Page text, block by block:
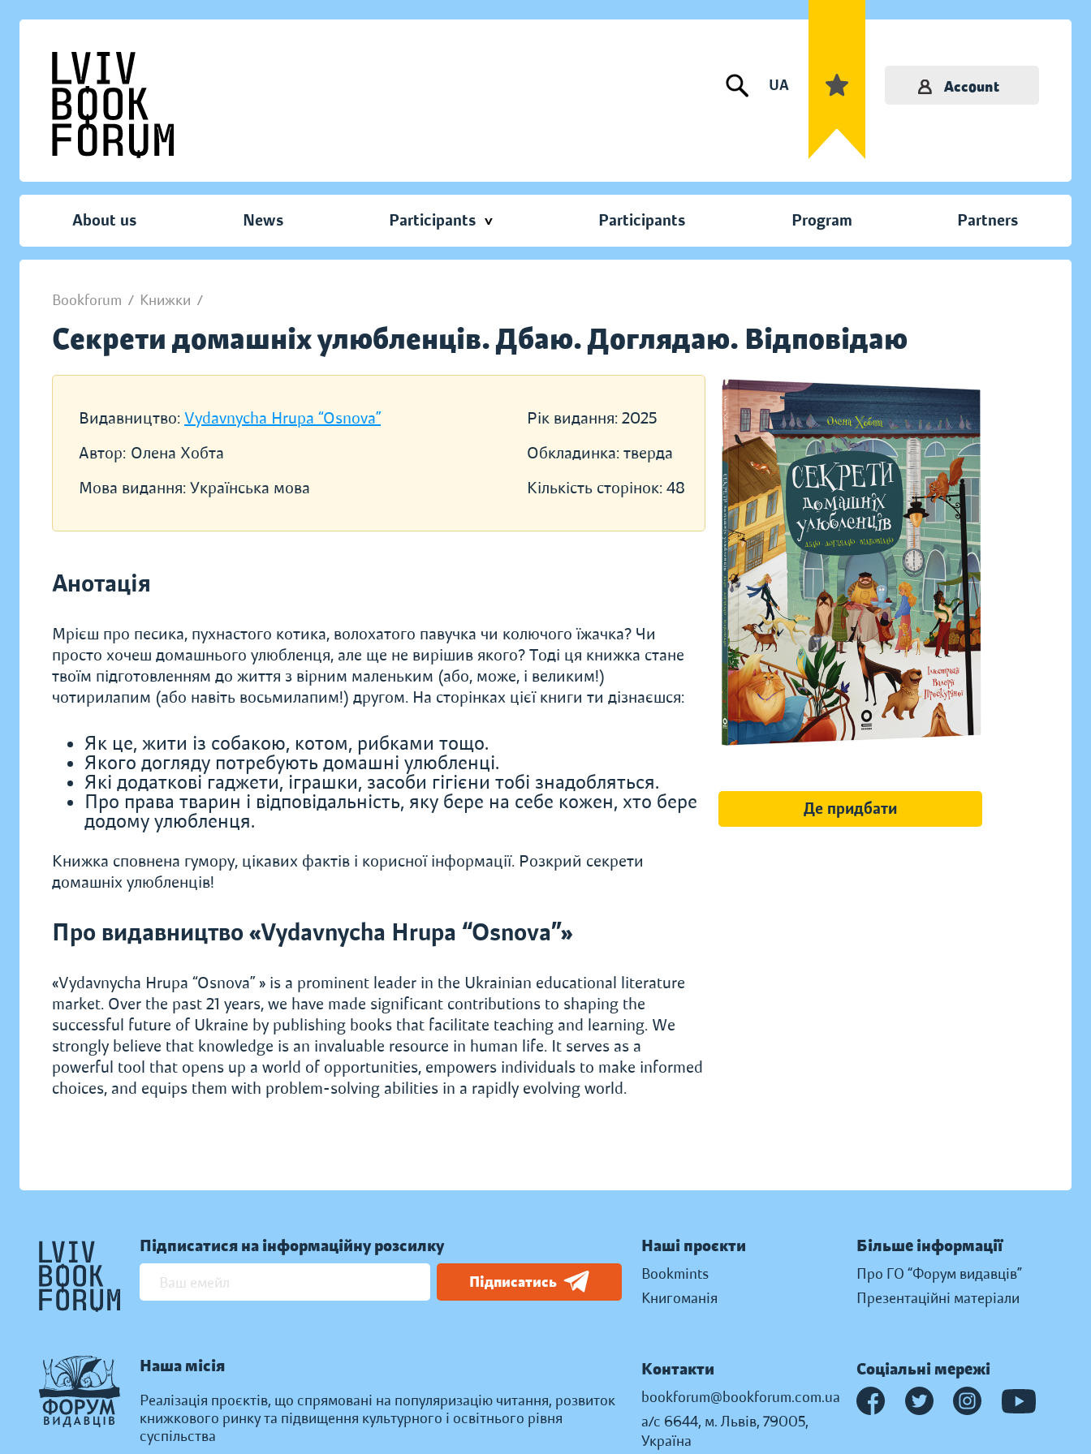
UA Account
About us News Participants Participants Program Partners
Bookforum / Книжки /
Секрети домашніх улюбленців. Дбаю. Доглядаю. Відповідаю
Видавництво: Vydavnycha Hrupa “Osnova”
Автор: Олена Хобта
Мова видання: Українська мова
Рік видання: 2025
Обкладинка: тверда
Кількість сторінок: 48
Анотація
Мрієш про песика, пухнастого котика, волохатого павучка чи колючого їжачка? Чи
просто хочеш домашнього улюбленця, але ще не вирішив якого? Тоді ця книжка стане
твоїм підготовленням до життя з вірним маленьким (або, може, і великим!)
чотирилапим (або навіть восьмилапим!) другом. На сторінках цієї книги ти дізнаєшся:
Як це, жити із собакою, котом, рибками тощо.
Якого догляду потребують домашні улюбленці.
Які додаткові гаджети, іграшки, засоби гігієни тобі знадобляться.
Про права тварин і відповідальність, яку бере на себе кожен, хто бере
додому улюбленця.
Книжка сповнена гумору, цікавих фактів і корисної інформації. Розкрий секрети
домашніх улюбленців!
Про видавництво «Vydavnycha Hrupa “Osnova”»
«Vydavnycha Hrupa “Osnova” » is a prominent leader in the Ukrainian educational literature
market. Over the past 21 years, we have made significant contributions to shaping the
successful future of Ukraine by publishing books that facilitate teaching and learning. We
strongly believe that knowledge is an invaluable resource in human life. It serves as a
powerful tool that opens up a world of opportunities, empowers individuals to make informed
choices, and equips them with problem-solving abilities in a rapidly evolving world.
Де придбати
Підписатися на інформаційну розсилку
Підписатись
Наша місія
Реалізація проєктів, що спрямовані на популяризацію читання, розвиток
книжкового ринку та підвищення культурного і освітнього рівня
суспільства
Наші проєкти
Bookmints
Книгоманія
Більше інформації
Про ГО “Форум видавців”
Презентаційні матеріали
Контакти
bookforum@bookforum.com.ua
а/с 6644, м. Львів, 79005,
Україна
Соціальні мережі